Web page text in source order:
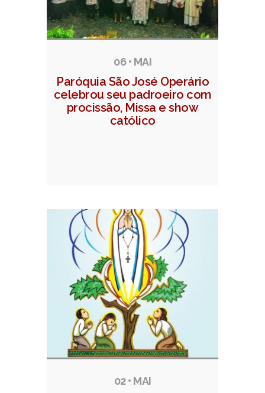
06 • MAI
Paróquia São José Operário
celebrou seu padroeiro com
procissão, Missa e show
católico
02 • MAI